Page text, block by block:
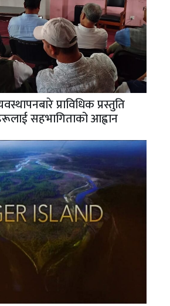
प्राविधिक प्रस्तुति
सहभागिताको आह्वान